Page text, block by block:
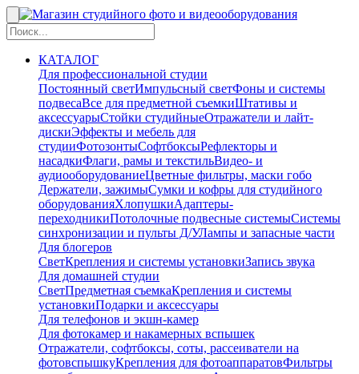
КАТАЛОГ
Для профессиональной студии
Постоянный светИмпульсный светФоны и системы
подвесаВсе для предметной съемкиШтативы и
аксессуарыСтойки студийныеОтражатели и лайт-
дискиЭффекты и мебель для
студииФотозонтыСофтбоксыРефлекторы и
насадкиФлаги, рамы и текстильВидео- и
аудиооборудованиеЦветные фильтры, маски гобо
Держатели, зажимыСумки и кофры для студийного
оборудованияХлопушкиАдаптеры-
переходникиПотолочные подвесные системыСистемы
синхронизации и пульты Д/УЛампы и запасные части
Для блогеров
СветКрепления и системы установкиЗапись звука
Для домашней студии
СветПредметная съемкаКрепления и системы
установкиПодарки и аксессуары
Для телефонов и экшн-камер
Для фотокамер и накамерных вспышек
Отражатели, софтбоксы, соты, рассеиватели на
фотовспышкуКрепления для фотоаппаратовФильтры